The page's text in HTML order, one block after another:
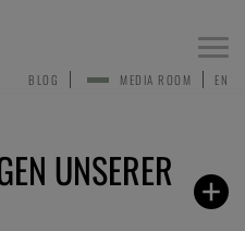
EN
MEDIA ROOM
BLOG
UNSERER